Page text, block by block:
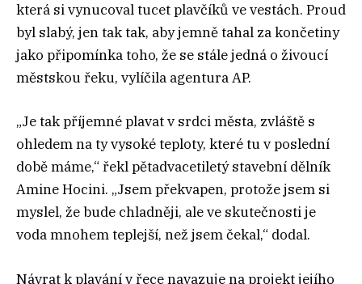
která si vynucoval tucet plavčíků ve vestách. Proud
byl slabý, jen tak tak, aby jemně tahal za končetiny
jako připomínka toho, že se stále jedná o živoucí
městskou řeku, vylíčila agentura AP.
„Je tak příjemné plavat v srdci města, zvláště s
ohledem na ty vysoké teploty, které tu v poslední
době máme,“ řekl pětadvacetiletý stavební dělník
Amine Hocini. „Jsem překvapen, protože jsem si
myslel, že bude chladněji, ale ve skutečnosti je
voda mnohem teplejší, než jsem čekal,“ dodal.
Návrat k plavání v řece navazuje na projekt jejího